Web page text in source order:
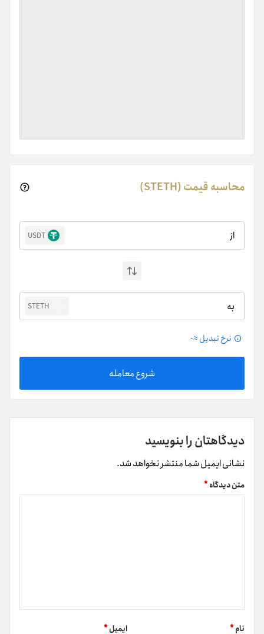
محاسبه قیمت (STETH)
از USDT
به STETH
نرخ تبدیل ≈-
شروع معامله
دیدگاهتان را بنویسید
نشانی ایمیل شما منتشر نخواهد شد.
متن دیدگاه*
نام* ایمیل*